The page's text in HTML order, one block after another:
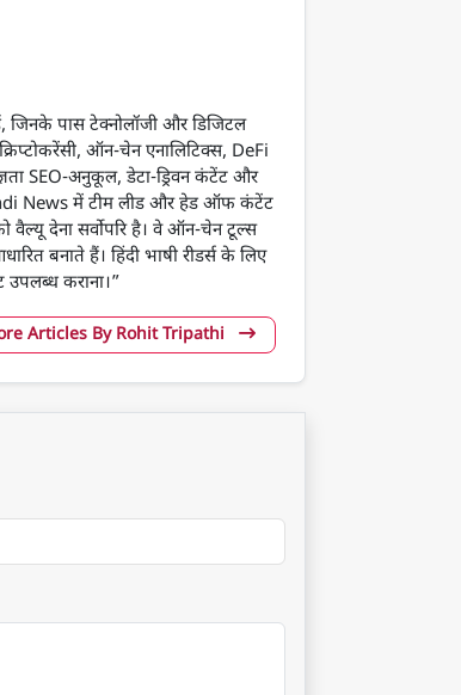
हैं, जिनके पास टेक्नोलॉजी और डिजिटल
ऑन-चेन एनालिटिक्स, DeFi
SEO-अनुकूल, डेटा-ड्रिवन कंटेंट और
News में टीम लीड और हेड ऑफ कंटेंट
वैल्यू देना सर्वोपरि है। वे ऑन-चेन टूल्स
बनाते हैं। हिंदी भाषी रीडर्स के लिए
कराना।”
Articles By Rohit Tripathi